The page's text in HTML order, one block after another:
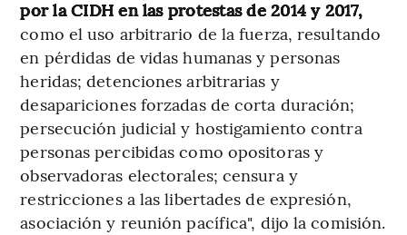
por la CIDH en las protestas de 2014 y 2017,
como el uso arbitrario de la fuerza, resultando
en pérdidas de vidas humanas y personas
heridas; detenciones arbitrarias y
desapariciones forzadas de corta duración;
persecución judicial y hostigamiento contra
personas percibidas como opositoras y
observadoras electorales; censura y
restricciones a las libertades de expresión,
asociación y reunión pacífica", dijo la comisión.